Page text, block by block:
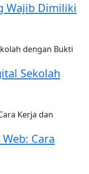
Wajib Dimiliki
Sekolah
Cara